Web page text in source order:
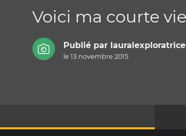
Voici ma courte
Publié par lauralexploratrice
le 13 novembre 2015